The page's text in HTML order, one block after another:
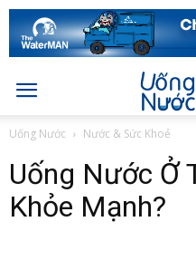
Uống Nước Nước & Sức Khoẻ
Uống Nước Ở
Khỏe Mạnh?